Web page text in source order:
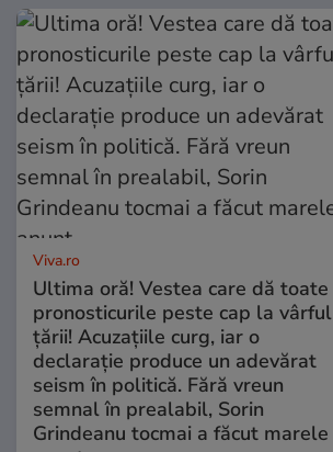
Viva.ro
Ultima oră! Vestea care dă toate
pronosticurile peste cap la vârful
țării! Acuzațiile curg, iar o
declarație produce un adevărat
seism în politică. Fără vreun
semnal în prealabil, Sorin
Grindeanu tocmai a făcut marele